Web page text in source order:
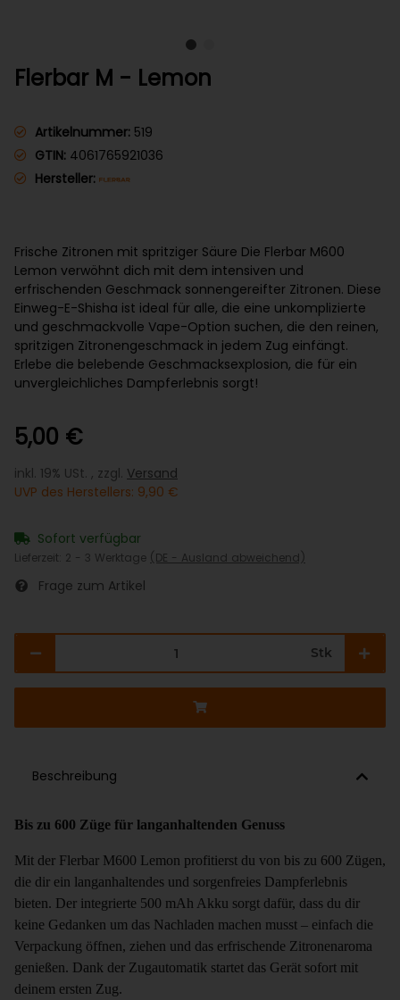
Flerbar M - Lemon
Artikelnummer: 519
GTIN: 4061765921036
Hersteller:
Frische Zitronen mit spritziger Säure Die Flerbar M600
Lemon verwöhnt dich mit dem intensiven und
erfrischenden Geschmack sonnengereifter Zitronen. Diese
Einweg-E-Shisha ist ideal für alle, die eine unkomplizierte
und geschmackvolle Vape-Option suchen, die den reinen,
spritzigen Zitronengeschmack in jedem Zug einfängt.
Erlebe die belebende Geschmacksexplosion, die für ein
unvergleichliches Dampferlebnis sorgt!
5,00 €
inkl. 19% USt. , zzgl. Versand
UVP des Herstellers: 9,90 €
Sofort verfügbar
Lieferzeit: 2 - 3 Werktage (DE - Ausland abweichend)
Frage zum Artikel
Stk
Beschreibung
Bis zu 600 Züge für langanhaltenden Genuss
Mit der Flerbar M600 Lemon profitierst du von bis zu 600 Zügen,
die dir ein langanhaltendes und sorgenfreies Dampferlebnis
bieten. Der integrierte 500 mAh Akku sorgt dafür, dass du dir
keine Gedanken um das Nachladen machen musst – einfach die
Verpackung öffnen, ziehen und das erfrischende Zitronenaroma
genießen. Dank der Zugautomatik startet das Gerät sofort mit
deinem ersten Zug.